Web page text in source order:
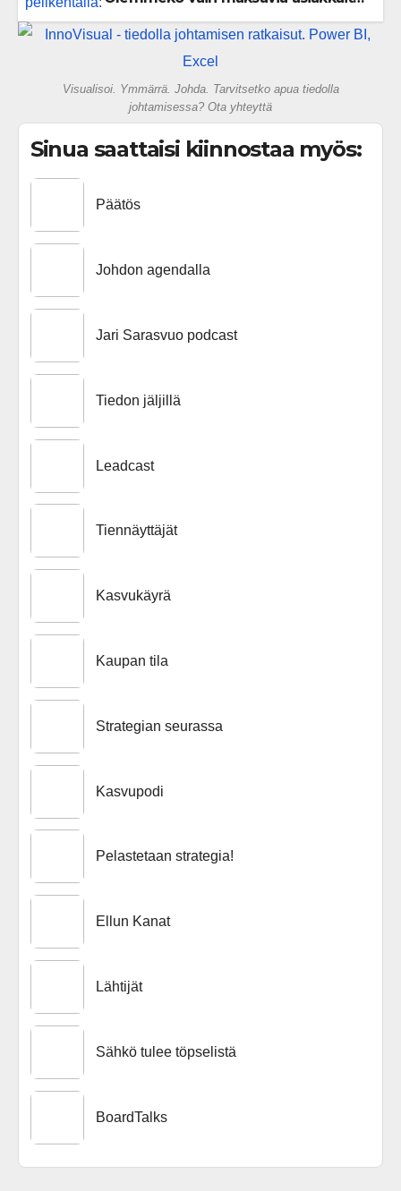
gigatehtaan?
Visualisoi. Ymmärrä. Johda. Tarvitsetko apua tiedolla
johtamisessa? Ota yhteyttä
Sinua saattaisi kiinnostaa myös:
Päätös
Johdon agendalla
Jari Sarasvuo podcast
Tiedon jäljillä
Leadcast
Tiennäyttäjät
Kasvukäyrä
Kaupan tila
Strategian seurassa
Kasvupodi
Pelastetaan strategia!
Ellun Kanat
Lähtijät
Sähkö tulee töpselistä
BoardTalks